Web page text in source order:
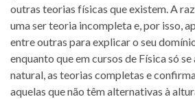
outras teorias físicas que existem. A
uma ser teoria incompleta e, por isso,
entre outras para explicar o seu
enquanto que em cursos de Física só
natural, as teorias completas e
aquelas que não têm alternativas à